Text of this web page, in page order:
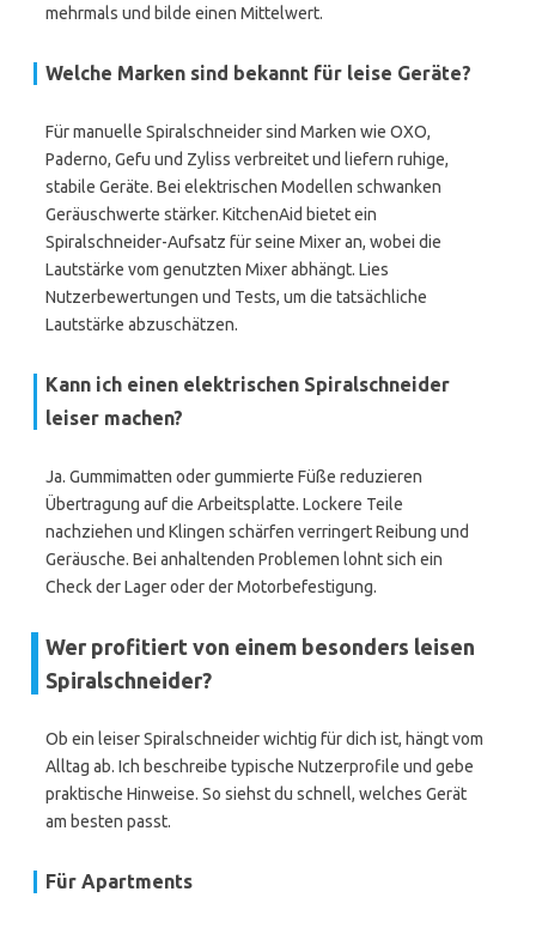
mehrmals und bilde einen Mittelwert.
Welche Marken sind bekannt für leise Geräte?
Für manuelle Spiralschneider sind Marken wie OXO,
Paderno, Gefu und Zyliss verbreitet und liefern ruhige,
stabile Geräte. Bei elektrischen Modellen schwanken
Geräuschwerte stärker. KitchenAid bietet ein
Spiralschneider-Aufsatz für seine Mixer an, wobei die
Lautstärke vom genutzten Mixer abhängt. Lies
Nutzerbewertungen und Tests, um die tatsächliche
Lautstärke abzuschätzen.
Kann ich einen elektrischen Spiralschneider
leiser machen?
Ja. Gummimatten oder gummierte Füße reduzieren
Übertragung auf die Arbeitsplatte. Lockere Teile
nachziehen und Klingen schärfen verringert Reibung und
Geräusche. Bei anhaltenden Problemen lohnt sich ein
Check der Lager oder der Motorbefestigung.
Wer profitiert von einem besonders leisen
Spiralschneider?
Ob ein leiser Spiralschneider wichtig für dich ist, hängt vom
Alltag ab. Ich beschreibe typische Nutzerprofile und gebe
praktische Hinweise. So siehst du schnell, welches Gerät
am besten passt.
Für Apartments